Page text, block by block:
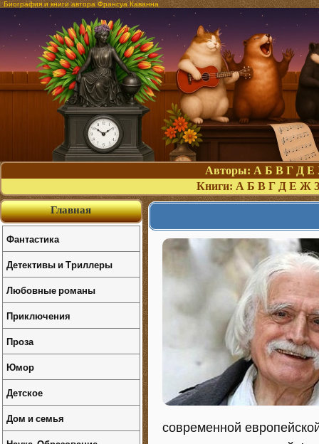
Биография и книги автора Франсуа Каванна
Авторы: А Б В Г Д Е
Книги: А Б В Г Д Е Ж З
современной
Главная
Фантастика
Детективы и Триллеры
Любовные романы
Приключения
Проза
Юмор
Детское
Дом и семья